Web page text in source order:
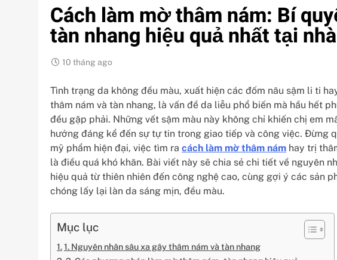
Cách làm mờ thâm nám: Bí
tàn nhang hiệu quả nhất tại
10 tháng ago
Tình trạng da không đều màu, xuất hiện các đốm nâu sậm li ti
thâm nám và tàn nhang, là vấn đề da liễu phổ biến mà hầu hết
đều gặp phải. Những vết sậm màu này không chỉ khiến chị em
hưởng đáng kể đến sự tự tin trong giao tiếp và công việc. Đừng
mỹ phẩm hiện đại, việc tìm ra cách làm mờ thâm nám hay trị
là điều quá khó khăn. Bài viết này sẽ chia sẻ chi tiết về nguyên
hiệu quả từ thiên nhiên đến công nghệ cao, cùng gợi ý các sản
chóng lấy lại làn da sáng mịn, đều màu.
Mục lục
1. Nguyên nhân sâu xa gây thâm nám và tàn nhang